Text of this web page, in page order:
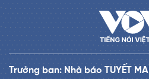
Trưởng ban: Nhà báo TUYẾT MAI